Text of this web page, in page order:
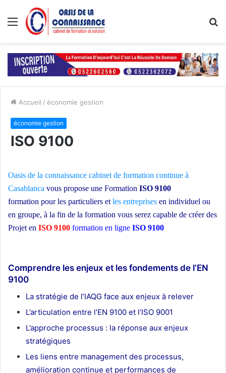
Menu
Accueil / économie gestion
économie gestion
ISO 9100
Oasis de la connaissance cabinet de formation continue à
Casablanca vous propose une Formation ISO 9100
formation pour les particuliers et les entreprises en individuel ou
en groupe, à la fin de la formation vous serez capable de créer des
Projet en ISO 9100 formation en ligne ISO 9100
Comprendre les enjeux et les fondements de l’EN
9100
La stratégie de l’IAQG face aux enjeux à relever
L’articulation entre l’EN 9100 et l’ISO 9001
L’approche processus : la réponse aux enjeux
stratégiques
Les liens entre management des processus,
amélioration continue et performances de